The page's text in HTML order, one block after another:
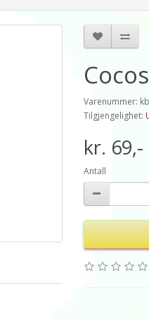
Varenummer:
Tilgjengelighet:
kr. 69,-
Antall